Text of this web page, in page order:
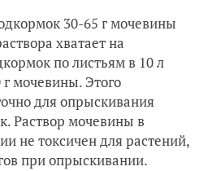
30-65 г мочевины
хватает на
по листьям в 10 л
мочевины. Этого
для опрыскивания
Раствор мочевины в
не токсичен для растений,
при опрыскивании.